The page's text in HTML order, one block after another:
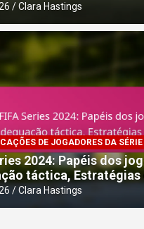
Clara Hastings
DE JOGADORES DA
2024: Papéis dos
táctica, Estratégias
Clara Hastings